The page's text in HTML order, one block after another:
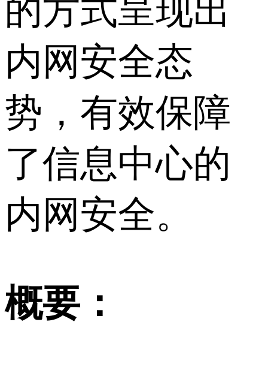
的方式呈现出
内网安全态
势，有效保障
了信息中心的
内网安全。
概要：